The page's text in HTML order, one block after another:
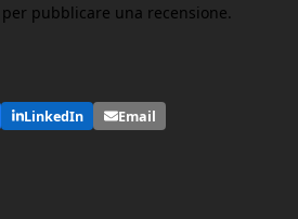
per pubblicare una recensione.
LinkedIn Email